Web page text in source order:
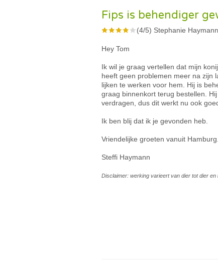
Fips is behendiger
(4/5) Stephanie Haymann
Hey Tom
Ik wil je graag vertellen dat mijn
heeft geen problemen meer na zijn
lijken te werken voor hem. Hij is
graag binnenkort terug bestellen.
verdragen, dus dit werkt nu ook
Ik ben blij dat ik je gevonden heb.
Vriendelijke groeten vanuit Hamburg.
Steffi Haymann
Disclaimer: werking varieert van dier tot dier